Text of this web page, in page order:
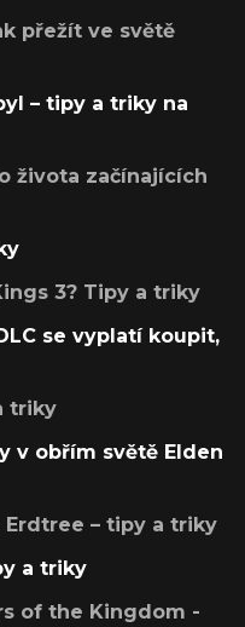
přežít ve světě
– tipy a triky na
života začínajících
3? Tipy a triky
se vyplatí koupit,
triky
v obřím světě Elden
Erdtree – tipy a triky
a triky
of the Kingdom -